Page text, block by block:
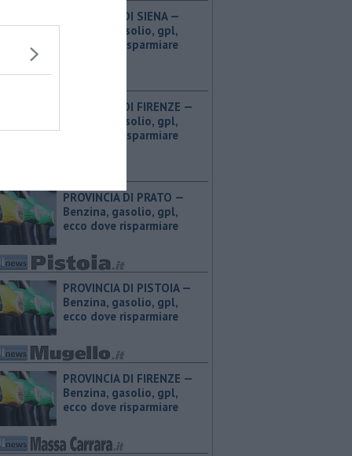
PROVINCIA DI SIENA — ​
Benzina, gasolio, gpl,
ecco dove risparmiare
PROVINCIA DI FIRENZE — ​
Benzina, gasolio, gpl,
ecco dove risparmiare
PROVINCIA DI PRATO — ​
Benzina, gasolio, gpl,
ecco dove risparmiare
PROVINCIA DI PISTOIA — ​
Benzina, gasolio, gpl,
ecco dove risparmiare
PROVINCIA DI FIRENZE — ​
Benzina, gasolio, gpl,
ecco dove risparmiare